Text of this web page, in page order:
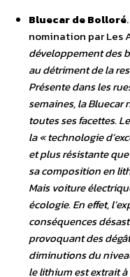
Bluecar de Bolloré
nomination par Les
développement des
au détriment de la
Présente dans les
semaines, la Bluecar
toutes ses facettes.
la « technologie
et plus résistante
sa composition en
Mais voiture
écologie. En effet,
conséquences
provoquant des
diminutions du
le lithium est extrait à